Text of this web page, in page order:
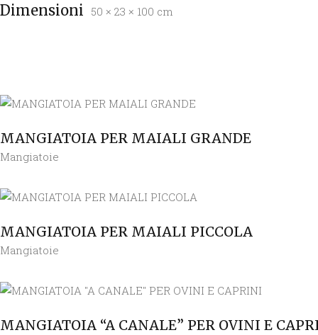
Dimensioni 50 × 23 × 100 cm
MANGIATOIA PER MAIALI GRANDE
Mangiatoie
MANGIATOIA PER MAIALI PICCOLA
Mangiatoie
MANGIATOIA “A CANALE” PER OVINI E